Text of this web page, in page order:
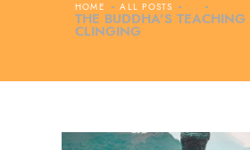
HOME ALL POSTS ...
THE BUDDHA’S
CLINGING